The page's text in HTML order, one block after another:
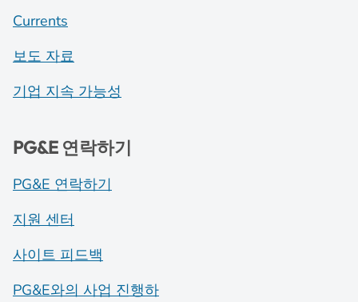
Currents
보도 자료
기업 지속 가능성
PG&E 연락하기
PG&E 연락하기
지원 센터
사이트 피드백
PG&E와의 사업 진행하